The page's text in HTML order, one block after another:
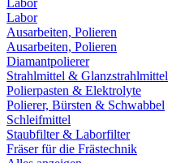
Labor
Labor
Ausarbeiten, Polieren
Ausarbeiten, Polieren
Diamantpolierer
Strahlmittel & Glanzstrahlmittel
Polierpasten & Elektrolyte
Polierer, Bürsten & Schwabbel
Schleifmittel
Staubfilter & Laborfilter
Fräser für die Frästechnik